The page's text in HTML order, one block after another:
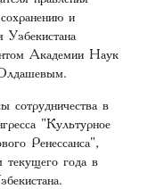
и
Узбекистана
Академии Наук
сотрудничества в
"Культурное
Ренессанса",
текущего года в